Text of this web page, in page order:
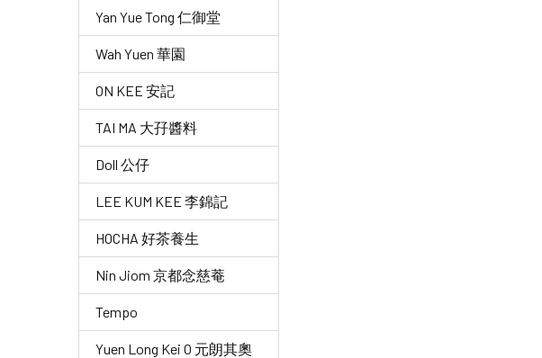
Yan Yue Tong 仁御堂
Wah Yuen 華園
ON KEE 安記
TAI MA 大孖醬料
Doll 公仔
LEE KUM KEE 李錦記
HOCHA 好茶養生
Nin Jiom 京都念慈菴
Tempo
Yuen Long Kei O 元朗其奧